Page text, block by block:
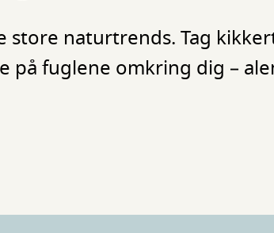
store naturtrends. Tag
fuglene omkring dig –